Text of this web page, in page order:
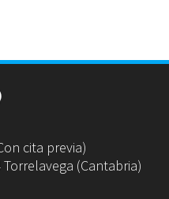
cita previa)
(Cantabria)